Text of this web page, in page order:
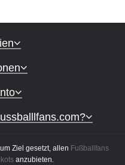
Ziel gesetzt, allen Fußballfans
anzubieten.